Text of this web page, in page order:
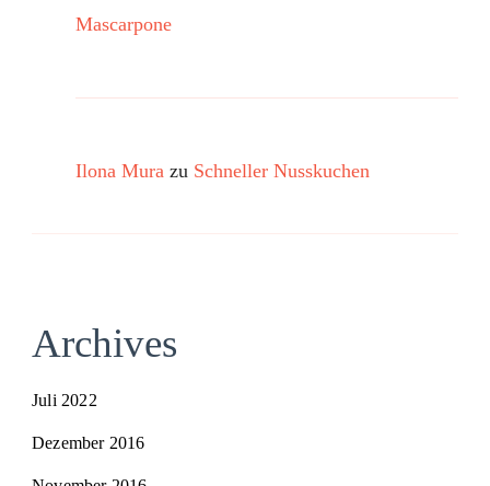
Mascarpone
Ilona Mura zu Schneller Nusskuchen
Archives
Juli 2022
Dezember 2016